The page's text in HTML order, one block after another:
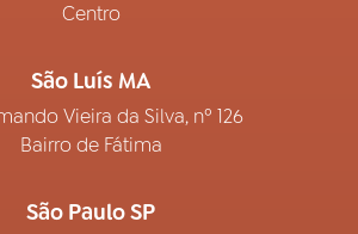
Centro
São Luís MA
Vieira da Silva, nº 126
Bairro de Fátima
São Paulo SP